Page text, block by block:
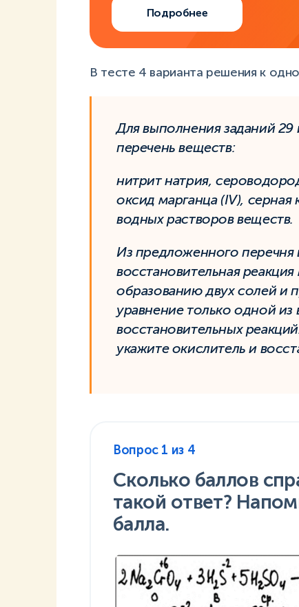
Подробнее
В тесте 4 варианта решения к
Для выполнения заданий
перечень веществ:
нитрит натрия,
оксид марганца (IV),
водных растворов веществ.
Из предложенного перечня
восстановительная
образованию двух солей и
уравнение только одной
восстановительных
укажите окислитель и
Вопрос 1 из 4
Сколько баллов
такой ответ?
балла.